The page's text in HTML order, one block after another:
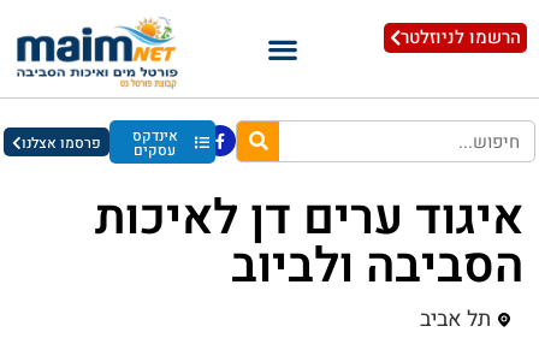
הרשמו לניוזלטר
אינדקס
עסקים פרסמו אצלנו
איגוד ערים דן לאיכות
הסביבה ולביוב
תל אביב